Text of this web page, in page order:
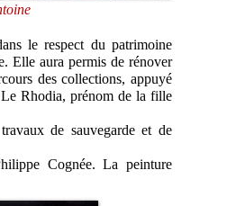
le respect du patrimoine
Elle aura permis de rénover
des collections, appuyé
Rhodia, prénom de la fille
de sauvegarde et de
Cognée. La peinture